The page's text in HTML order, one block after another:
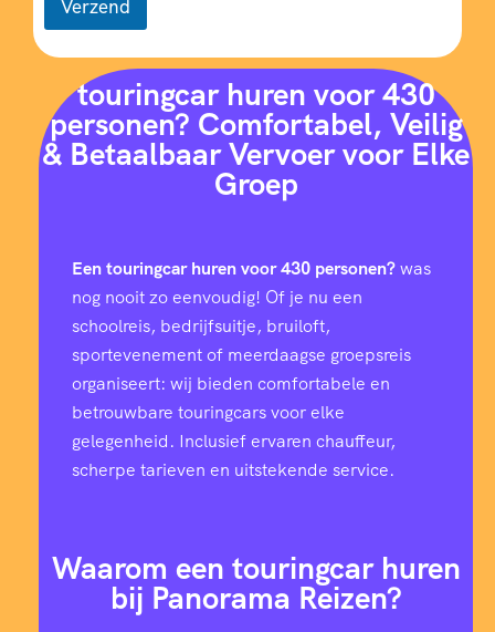
Verzend
touringcar huren voor 430
personen? Comfortabel, Veilig
& Betaalbaar Vervoer voor Elke
Groep
Een touringcar huren voor 430 personen?was
nog nooit zo eenvoudig! Of je nu een
schoolreis, bedrijfsuitje, bruiloft,
sportevenement of meerdaagse groepsreis
organiseert: wij bieden comfortabele en
betrouwbare touringcars voor elke
gelegenheid. Inclusief ervaren chauffeur,
scherpe tarieven en uitstekende service.
Waarom een touringcar huren
bij Panorama Reizen?